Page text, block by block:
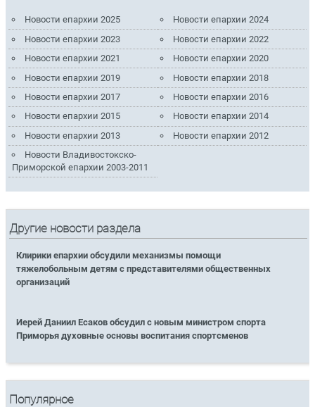
Новости епархии 2025
Новости епархии 2024
Новости епархии 2023
Новости епархии 2022
Новости епархии 2021
Новости епархии 2020
Новости епархии 2019
Новости епархии 2018
Новости епархии 2017
Новости епархии 2016
Новости епархии 2015
Новости епархии 2014
Новости епархии 2013
Новости епархии 2012
Новости Владивостокско-
Приморской епархии 2003-2011
Другие новости раздела
Клирики епархии обсудили механизмы помощи
тяжелобольным детям с представителями общественных
организаций
Иерей Даниил Есаков обсудил с новым министром спорта
Приморья духовные основы воспитания спортсменов
Популярное